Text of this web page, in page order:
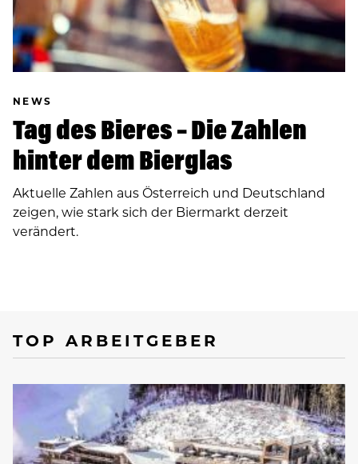
NEWS
Tag des Bieres – Die Zahlen
hinter dem Bierglas
Aktuelle Zahlen aus Österreich und Deutschland
zeigen, wie stark sich der Biermarkt derzeit
verändert.
TOP ARBEITGEBER